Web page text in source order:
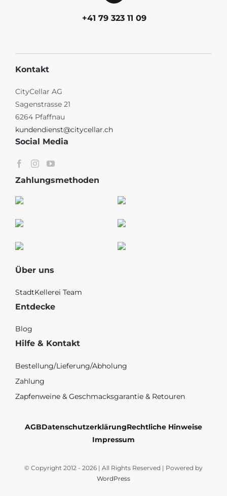
+41 79 323 11 09
Kontakt
CityCellar AG
Sagenstrasse 21
6264 Pfaffnau
kundendienst@citycellar.ch
Social Media
Zahlungsmethoden
Über uns
StadtKellerei Team
Entdecke
Blog
Hilfe & Kontakt
Bestellung/Lieferung/Abholung
Zahlung
Zapfenweine & Geschmacksgarantie & Retouren
AGBDatenschutzerklärungRechtliche Hinweise
Impressum
© Copyright 2012 - 2026 | All Rights Reserved | Powered by
WordPress